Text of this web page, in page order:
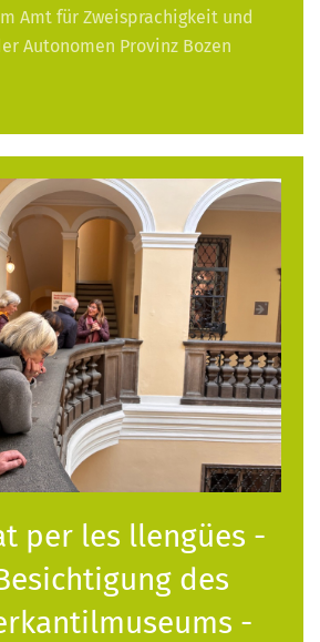
Amt für Zweisprachigkeit und
Autonomen Provinz Bozen
per les llengües -
des
-